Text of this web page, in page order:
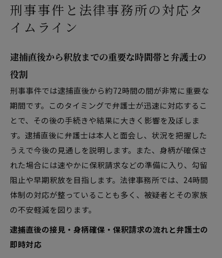
刑事事件と法律事務所の対応タ
イムライン
逮捕直後から釈放までの重要な時間帯と弁護士の
役割
刑事事件では逮捕直後から約72時間の間が非常に重要な
期間です。このタイミングで弁護士が迅速に対応するこ
とで、その後の手続きや結果に大きく影響を及ぼしま
す。逮捕直後に弁護士は本人と面会し、状況を把握した
うえで今後の見通しを説明します。また、身柄が確保さ
れた場合には速やかに保釈請求などの準備に入り、勾留
阻止や早期釈放を目指します。法律事務所では、24時間
体制の対応が整っていることも多く、被疑者とその家族
の不安軽減を図ります。
逮捕直後の接見・身柄確保・保釈請求の流れと弁護士の
即時対応